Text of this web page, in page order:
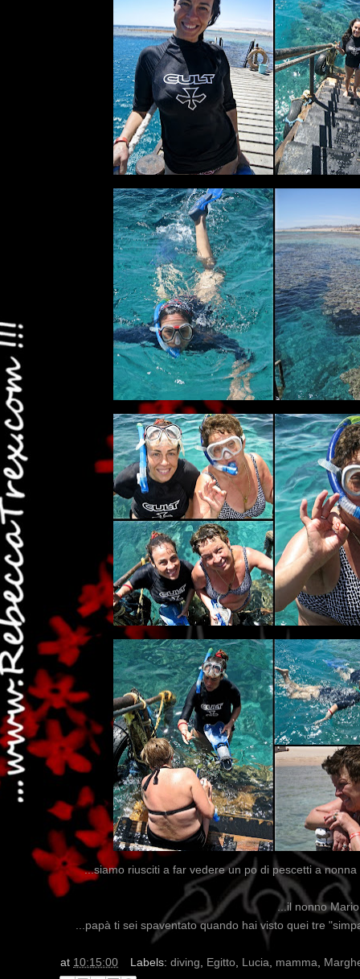
...siamo riusciti a far vedere un po di pescetti a
...il nonno
...papà ti sei spaventato quando hai visto quei tre
at 10:15:00 Labels: diving, Egitto, Lucia, mamma,